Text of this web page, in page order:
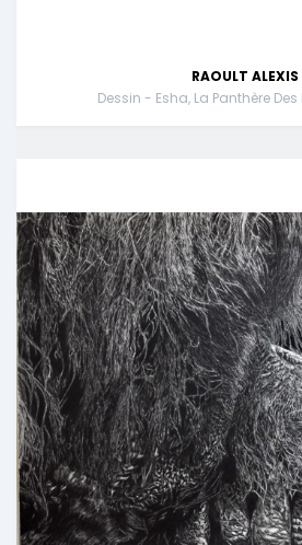
RAOULT ALEXIS
Dessin - Esha, La Panthère